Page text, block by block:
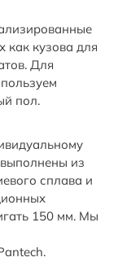
как кузова для
Для
пол.
из
сплава и
150 мм. Мы